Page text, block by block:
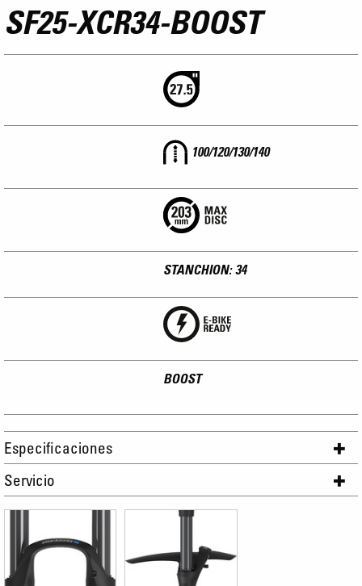
SF25-XCR34-BOOST
100/120/130/140
STANCHION: 34
BOOST
Especificaciones
Servicio